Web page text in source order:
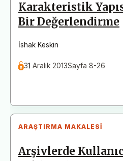
Karakteristik
Bir Değerlendirme
İshak Keskin
31 Aralık 2013Sayfa 8-26
ARAŞTIRMA MAKALESI
Arşivlerde